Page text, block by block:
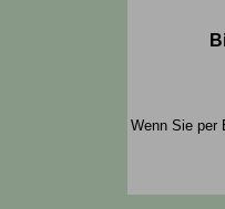
Wenn Sie per